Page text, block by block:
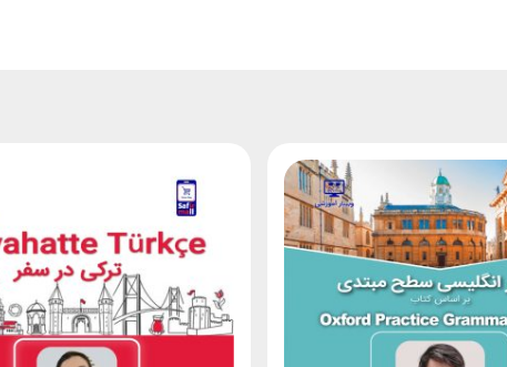
قابل استرداد نخواهد بود.